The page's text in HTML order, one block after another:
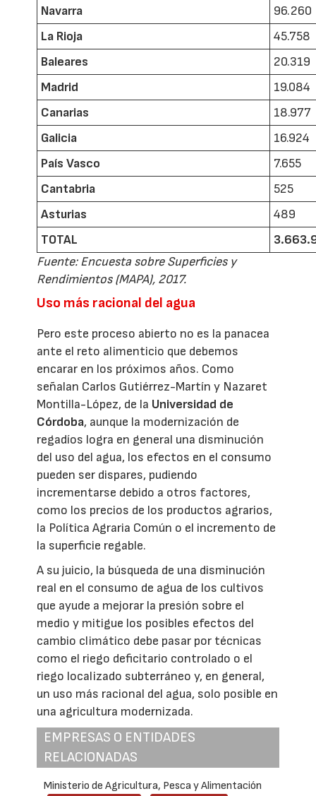
Navarra
96.260
La Rioja
45.758
Baleares
20.319
Madrid
19.084
Canarias
18.977
Galicia
16.924
País Vasco
7.655
Cantabria
525
Asturias
489
TOTAL
Fuente: Encuesta sobre Superficies y
Rendimientos (MAPA), 2017.
Uso más racional del agua
Pero este proceso abierto no es la panacea
ante el reto alimenticio que debemos
encarar en los próximos años. Como
señalan Carlos Gutiérrez-Martín y Nazaret
Montilla-López, de la Universidad de
Córdoba, aunque la modernización de
regadíos logra en general una disminución
del uso del agua, los efectos en el consumo
pueden ser dispares, pudiendo
incrementarse debido a otros factores,
como los precios de los productos agrarios,
la Política Agraria Común o el incremento de
la superficie regable.
A su juicio, la búsqueda de una disminución
real en el consumo de agua de los cultivos
que ayude a mejorar la presión sobre el
medio y mitigue los posibles efectos del
cambio climático debe pasar por técnicas
como el riego deficitario controlado o el
riego localizado subterráneo y, en general,
un uso más racional del agua, solo posible en
una agricultura modernizada.
EMPRESAS O ENTIDADES
RELACIONADAS
Ministerio de Agricultura, Pesca y Alimentación